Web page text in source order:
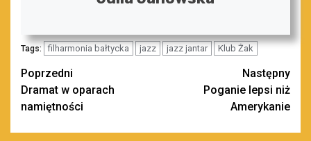
Tags: filharmonia bałtycka jazz jazz jantar Klub Żak
Zobacz
wpisy
Poprzedni
Dramat w oparach
namiętności
Następny
Poganie lepsi niż
Amerykanie